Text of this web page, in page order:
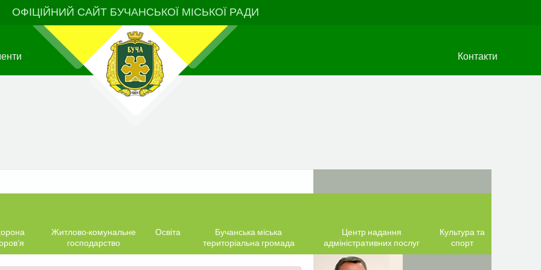
ОФІЦІЙНИЙ САЙТ БУЧАНСЬКОЇ МІСЬКОЇ РАДИ
Контакти
Житлово-комунальне
господарство
Освіта
Бучанська міська
територіальна громада
Центр надання
адміністративних послуг
Культура та
спорт